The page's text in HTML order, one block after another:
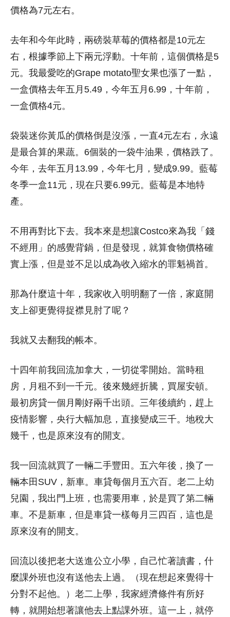
價格為7元左右。
去年和今年此時，兩磅裝草莓的價格都是10元左
右，根據季節上下兩元浮動。十年前，這個價格是5
元。我最愛吃的Grape motato聖女果也漲了一點，
一盒價格去年五月5.49，今年五月6.99，十年前，
一盒價格4元。
袋裝迷你黃瓜的價格倒是沒漲，一直4元左右，永遠
是最合算的果蔬。6個裝的一袋牛油果，價格跌了。
今年，去年五月13.99，今年七月，變成9.99。藍莓
冬季一盒11元，現在只要6.99元。藍莓是本地特
產。
不用再對比下去。我本來是想讓Costco來為我「錢
不經用」的感覺背鍋，但是發現，就算食物價格確
實上漲，但是並不足以成為收入縮水的罪魁禍首。
那為什麼這十年，我家收入明明翻了一倍，家庭開
支上卻更覺得捉襟見肘了呢？
我就又去翻我的帳本。
十四年前我回流加拿大，一切從零開始。當時租
房，月租不到一千元。後來幾經折騰，買屋安頓。
最初房貸一個月剛好兩千出頭。三年後續約，趕上
疫情影響，央行大幅加息，直接變成三千。地稅大
幾千，也是原來沒有的開支。
我一回流就買了一輛二手豐田。五六年後，換了一
輛本田SUV，新車。車貸每個月五六百。老二上幼
兒園，我出門上班，也需要用車，於是買了第二輛
車。不是新車，但是車貸一樣每月三四百，這也是
原來沒有的開支。
回流以後把老大送進公立小學，自己忙著讀書，什
麼課外班也沒有送他去上過。（現在想起來覺得十
分對不起他。）老二上學，我家經濟條件有所好
轉，就開始想著讓他去上點課外班。這一上，就停